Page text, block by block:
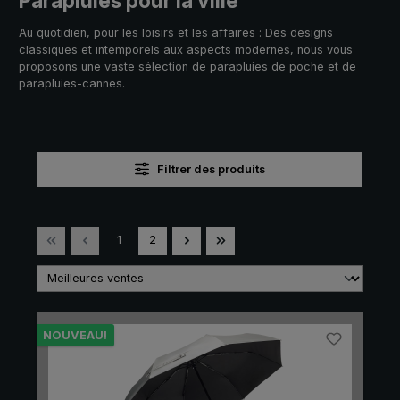
Au quotidien, pour les loisirs et les affaires : Des designs
classiques et intemporels aux aspects modernes, nous vous
proposons une vaste sélection de parapluies de poche et de
parapluies-cannes.
Filtrer des produits
Page
1 Page
2
NOUVEAU!